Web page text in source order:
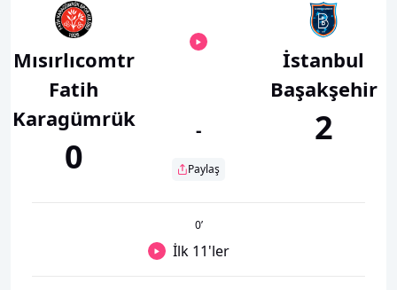
Mısırlıcomtr
Fatih
Karagümrük
0
-
Paylaş
İstanbul
Başakşehir
2
0’
İlk 11'ler